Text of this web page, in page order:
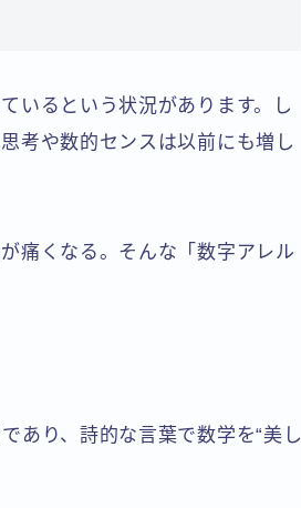
いるという状況があります。し
考や数的センスは以前にも増し
痛くなる。そんな「数字アレル
あり、詩的な言葉で数学を“美し